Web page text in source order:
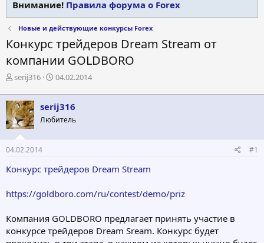
Внимание! Правила форума о Forex
Новые и действующие конкурсы Forex
Конкурс трейдеров Dream Stream от
компании GOLDBORO
А
т
о
р
т
е
м
serij316
Д
т
а
н
ч
а
04.02.2014
serij316
Любитель
04.02.2014 #1
Конкурс трейдеров Dream Stream
https://goldboro.com/ru/contest/demo/priz
Компания GOLDBORO предлагает принять участие в
конкурсе трейдеров Dream Sream. Конкурс будет